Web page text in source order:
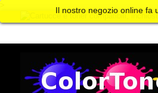
Il nostro negozio online fa